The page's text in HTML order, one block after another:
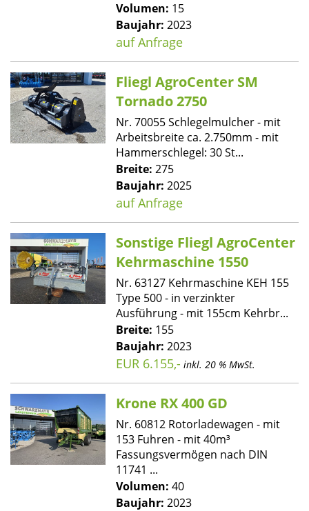
Volumen: 15
Baujahr: 2023
auf Anfrage
Fliegl AgroCenter SM
Tornado 2750
Nr. 70055 Schlegelmulcher - mit
Arbeitsbreite ca. 2.750mm - mit
Hammerschlegel: 30 St...
Breite: 275
Baujahr: 2025
auf Anfrage
Sonstige Fliegl AgroCenter
Kehrmaschine 1550
Nr. 63127 Kehrmaschine KEH 155
Type 500 - in verzinkter
Ausführung - mit 155cm Kehrbr...
Breite: 155
Baujahr: 2023
EUR 6.155,- inkl. 20 % MwSt.
Krone RX 400 GD
Nr. 60812 Rotorladewagen - mit
153 Fuhren - mit 40m³
Fassungsvermögen nach DIN
11741 ...
Volumen: 40
Baujahr: 2023